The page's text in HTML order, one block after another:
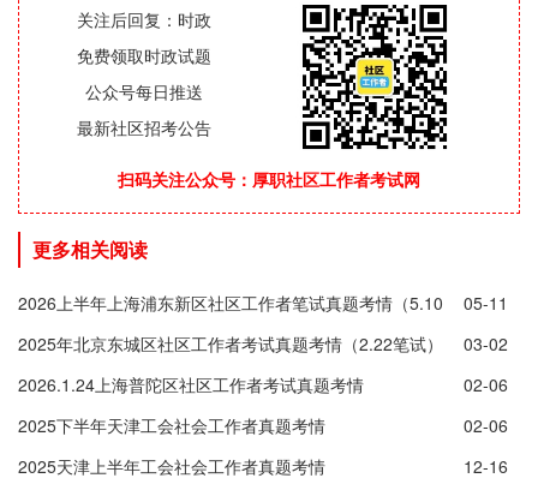
关注后回复：时政
免费领取时政试题
公众号每日推送
最新社区招考公告
扫码关注公众号：厚职社区工作者考试网
更多相关阅读
2026上半年上海浦东新区社区工作者笔试真题考情（5.10
笔试）
05-11
2025年北京东城区社区工作者考试真题考情（2.22笔试）
03-02
2026.1.24上海普陀区社区工作者考试真题考情
02-06
2025下半年天津工会社会工作者真题考情
02-06
2025天津上半年工会社会工作者真题考情
12-16